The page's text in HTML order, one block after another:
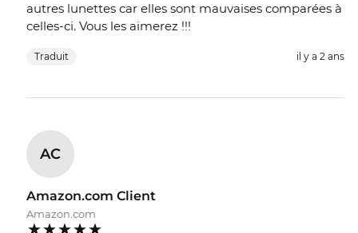
autres lunettes car elles sont mauvaises comparées à
celles-ci. Vous les aimerez !!!
Traduit il y a 2 ans
AC
Amazon.com Client
Amazon.com